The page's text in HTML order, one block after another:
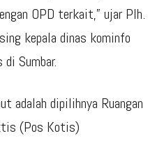
OPD terkait,” ujar Plh.
kepala dinas kominfo
Sumbar.
adalah dipilihnya Ruangan
(Pos Kotis)